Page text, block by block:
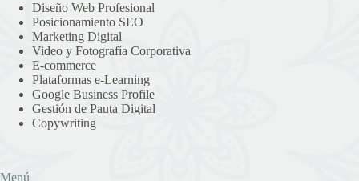
Diseño Web Profesional
Posicionamiento SEO
Marketing Digital
Video y Fotografía Corporativa
E-commerce
Plataformas e-Learning
Google Business Profile
Gestión de Pauta Digital
Copywriting
Menú